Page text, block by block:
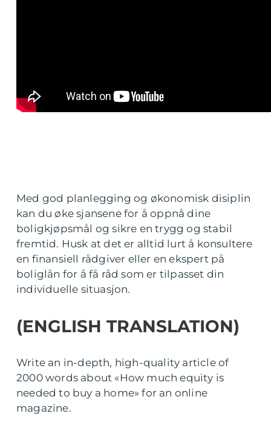
Med god planlegging og økonomisk disiplin
kan du øke sjansene for å oppnå dine
boligkjøpsmål og sikre en trygg og stabil
fremtid. Husk at det er alltid lurt å konsultere
en finansiell rådgiver eller en ekspert på
boliglån for å få råd som er tilpasset din
individuelle situasjon.
(ENGLISH TRANSLATION)
Write an in-depth, high-quality article of
2000 words about «How much equity is
needed to buy a home» for an online
magazine.